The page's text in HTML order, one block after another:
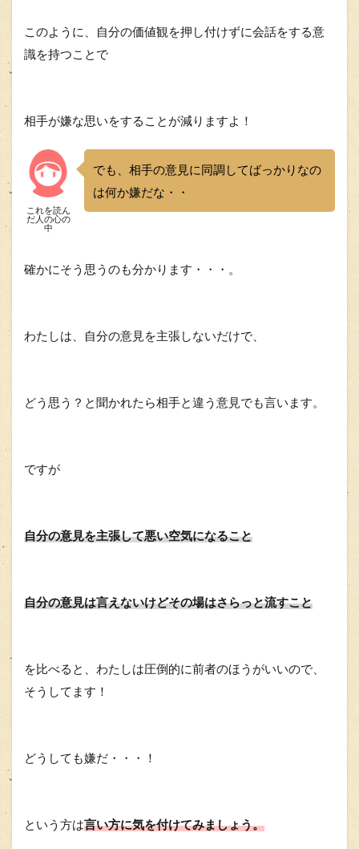
このように、自分の価値観を押し付けずに会話をする意
識を持つことで
相手が嫌な思いをすることが減りますよ！
これを読ん
だ人の心の
中
でも、相手の意見に同調してばっかりなの
は何か嫌だな・・
確かにそう思うのも分かります・・・。
わたしは、自分の意見を主張しないだけで、
どう思う？ と聞かれたら相手と違う意見でも言います。
ですが
自分の意見を主張して悪い空気になること
自分の意見は言えないけどその場はさらっと流すこと
を比べると、わたしは圧倒的に前者のほうがいいので、
そうしてます！
どうしても嫌だ・・・！
という方は言い方に気を付けてみましょう。